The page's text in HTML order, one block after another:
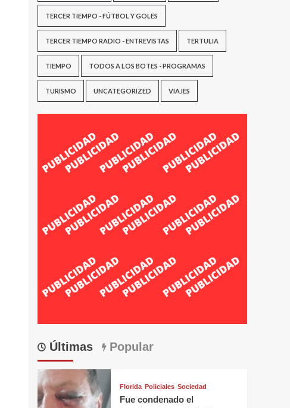
TERCER TIEMPO - FÚTBOL Y GOLES
TERCER TIEMPO RADIO - ENTREVISTAS TERTULIA
TIEMPO TODOS A LOS BOTES - PROGRAMAS
TURISMO UNCATEGORIZED VIAJES
Últimas Popular
Florida Policiales Sociedad
Fue condenado el